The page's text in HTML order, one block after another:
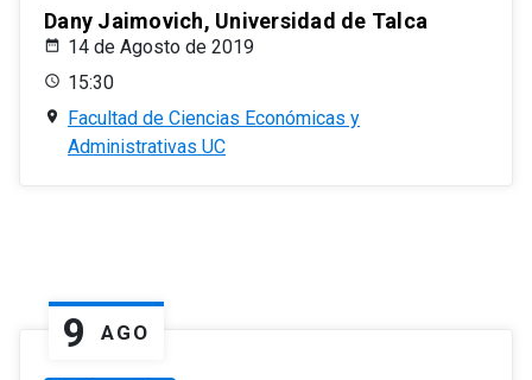
Dany Jaimovich, Universidad de Talca
14 de Agosto de 2019
15:30
Facultad de Ciencias Económicas y
Administrativas UC
9 AGO